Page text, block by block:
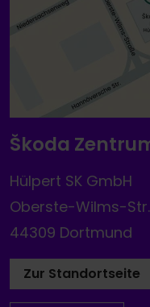
Škoda
Hülpert SK GmbH
Oberste-Wilms-
44309 Dortmund
Zur Standortseite